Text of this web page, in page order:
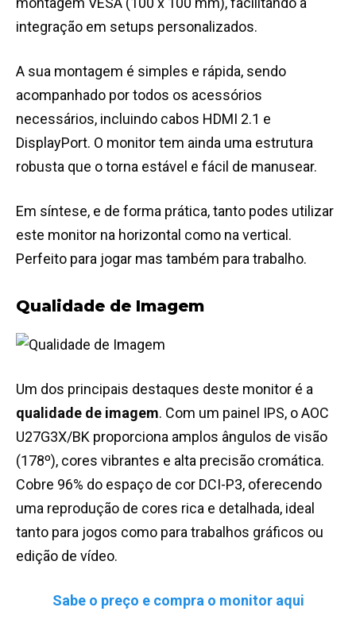
integração em setups personalizados.
A sua montagem é simples e rápida, sendo
acompanhado por todos os acessórios
necessários, incluindo cabos HDMI 2.1 e
DisplayPort. O monitor tem ainda uma estrutura
robusta que o torna estável e fácil de manusear​.
Em síntese, e de forma prática, tanto podes utilizar
este monitor na horizontal como na vertical.
Perfeito para jogar mas também para trabalho.
Qualidade de Imagem
Um dos principais destaques deste monitor é a
qualidade de imagem. Com um painel IPS, o AOC
U27G3X/BK proporciona amplos ângulos de visão
(178º), cores vibrantes e alta precisão cromática.
Cobre 96% do espaço de cor DCI-P3, oferecendo
uma reprodução de cores rica e detalhada, ideal
tanto para jogos como para trabalhos gráficos ou
edição de vídeo.
Sabe o preço e compra o monitor aqui